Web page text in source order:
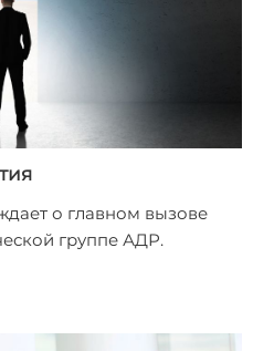
о главном вызове
группе АДР.